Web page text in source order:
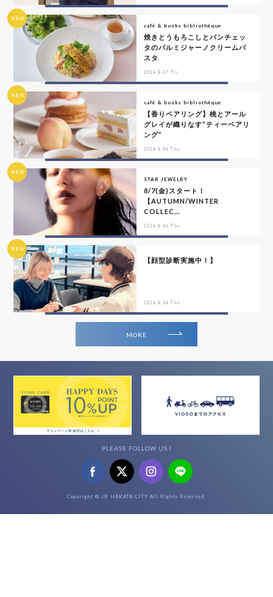
NEW
café & books bibliothèque
焼きとうもろこしとパンチェッ
タのパルミジャーノクリームパ
スタ
2026.8.07 Fri
NEW
café & books bibliothèque
【香りペアリング】桃とアール
グレイが織りなす“ティーペアリ
ング”
2026.8.06 Thu
NEW
STAR JEWELRY
8/7(金)スタート！
【AUTUMN/WINTER
COLLEC...
2026.8.06 Thu
NEW
【顔型診断実施中！】
2026.8.06 Thu
MORE
PLEASE FOLLOW US !
Copyright © JR HAKATA CITY All Rights Reserved.